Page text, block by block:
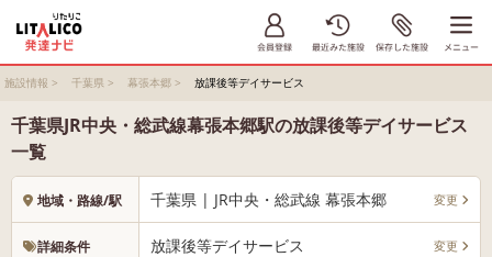
施設情報 > 千葉県 > 幕張本郷 > 放課後等デイサービス
千葉県JR中央・総武線幕張本郷駅の放課後等デイサービス
一覧
地域・路線/駅 千葉県 | JR中央・総武線 幕張本郷 変更
詳細条件 放課後等デイサービス 変更